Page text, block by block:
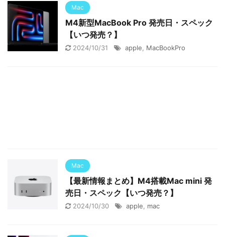
Mac
M4新型MacBook Pro 発売日・スペック
【いつ発売？】
2024/10/31 apple MacBookPro
Mac
【最新情報まとめ】M4搭載Mac mini 発
売日・スペック【いつ発売？】
2024/10/30 apple mac